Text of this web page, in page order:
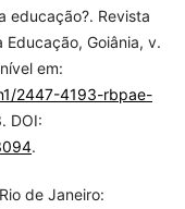
educação?. Revista
Goiânia, v.
em:
2447-4193-rbpae-
DOI:
.
de Janeiro: